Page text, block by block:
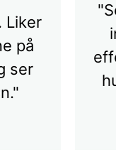
Liker
på
ser